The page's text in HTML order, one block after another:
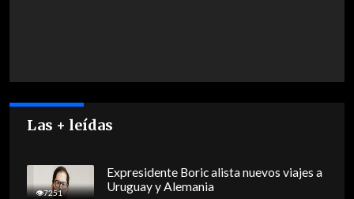
Las + leídas
7251
Expresidente Boric alista nuevos viajes a
Uruguay y Alemania